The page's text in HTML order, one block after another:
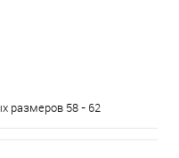
размеров 58 - 62